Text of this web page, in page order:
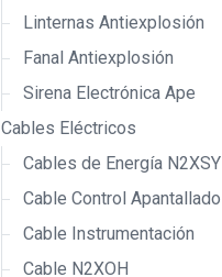
Linternas Antiexplosión
Fanal Antiexplosión
Sirena Electrónica Ape
Cables Eléctricos
Cables de Energía N2XSY
Cable Control Apantallado
Cable Instrumentación
Cable N2XOH